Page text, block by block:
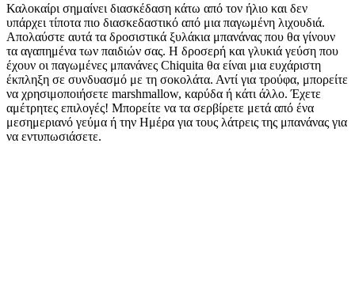
Καλοκαίρι σημαίνει διασκέδαση κάτω από τον ήλιο και δεν
υπάρχει τίποτα πιο διασκεδαστικό από μια παγωμένη λιχουδιά.
Απολαύστε αυτά τα δροσιστικά ξυλάκια μπανάνας που θα γίνουν
τα αγαπημένα των παιδιών σας. Η δροσερή και γλυκιά γεύση που
έχουν οι παγωμένες μπανάνες Chiquita θα είναι μια ευχάριστη
έκπληξη σε συνδυασμό με τη σοκολάτα. Αντί για τρούφα, μπορείτε
να χρησιμοποιήσετε marshmallow, καρύδα ή κάτι άλλο. Έχετε
αμέτρητες επιλογές! Μπορείτε να τα σερβίρετε μετά από ένα
μεσημεριανό γεύμα ή την Ημέρα για τους λάτρεις της μπανάνας για
να εντυπωσιάσετε.